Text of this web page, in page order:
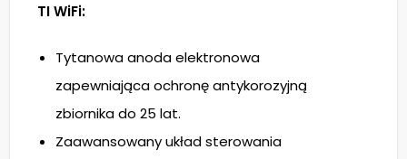
TI WiFi:
Tytanowa anoda elektronowa
zapewniająca ochronę antykorozyjną
zbiornika do 25 lat.
Zaawansowany układ sterowania